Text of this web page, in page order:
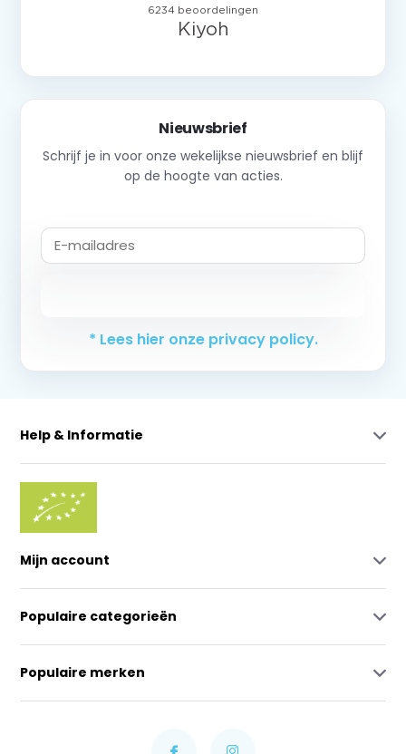
Nieuwsbrief
Schrijf je in voor onze wekelijkse nieuwsbrief en blijf
op de hoogte van acties.
* Lees hier onze privacy policy.
Help & Informatie
Mijn account
Populaire categorieën
Populaire merken